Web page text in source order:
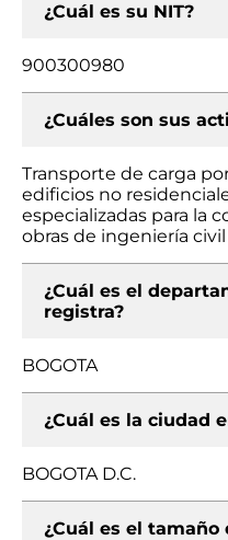
¿Cuál es su NIT?
900300980
¿Cuáles son sus
Transporte de carga
edificios no
especializadas para la
obras de ingeniería civil
¿Cuál es el
registra?
BOGOTA
¿Cuál es la ciudad
BOGOTA D.C.
¿Cuál es el tamaño